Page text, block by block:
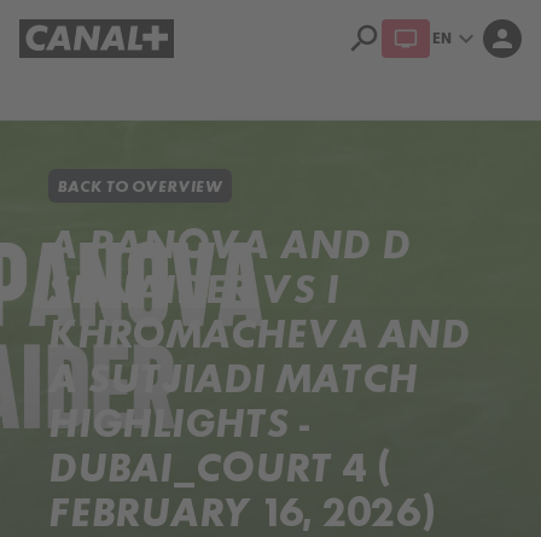
search EN expand_more person
BACK TO OVERVIEW
A PANOVA AND D
SHNAIDER VS I
KHROMACHEVA AND
A SUTJIADI MATCH
HIGHLIGHTS -
DUBAI_COURT 4 (
FEBRUARY 16, 2026)